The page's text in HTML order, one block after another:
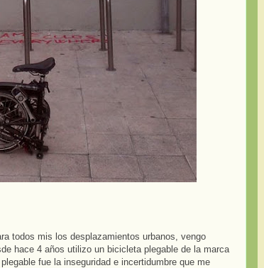
todos mis los desplazamientos urbanos, vengo
hace 4 años utilizo un bicicleta plegable de la marca
fue la inseguridad e incertidumbre que me